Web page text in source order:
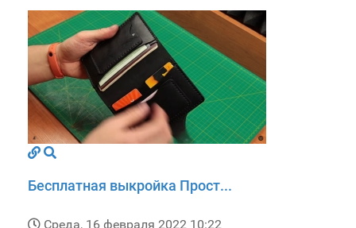
Бесплатная выкройка Прост...
Среда, 16 февраля 2022 10:22